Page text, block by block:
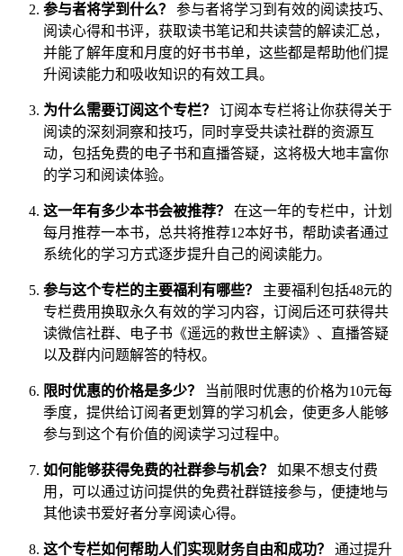
参与者将学到什么？
参与者将学习到有效的阅读技巧、
阅读心得和书评，获取读书笔记和共读营的解读汇总，
并能了解年度和月度的好书书单，这些都是帮助他们提
升阅读能力和吸收知识的有效工具。
为什么需要订阅这个专栏？
订阅本专栏将让你获得关于
阅读的深刻洞察和技巧，同时享受共读社群的资源互
动，包括免费的电子书和直播答疑，这将极大地丰富你
的学习和阅读体验。
这一年有多少本书会被推荐？
在这一年的专栏中，计划
每月推荐一本书，总共将推荐12本好书，帮助读者通过
系统化的学习方式逐步提升自己的阅读能力。
参与这个专栏的主要福利有哪些？
主要福利包括48元的
专栏费用换取永久有效的学习内容，订阅后还可获得共
读微信社群、电子书《遥远的救世主解读》、直播答疑
以及群内问题解答的特权。
限时优惠的价格是多少？
当前限时优惠的价格为10元每
季度，提供给订阅者更划算的学习机会，使更多人能够
参与到这个有价值的阅读学习过程中。
如何能够获得免费的社群参与机会？
如果不想支付费
用，可以通过访问提供的免费社群链接参与，便捷地与
其他读书爱好者分享阅读心得。
这个专栏如何帮助人们实现财务自由和成功？
通过提升